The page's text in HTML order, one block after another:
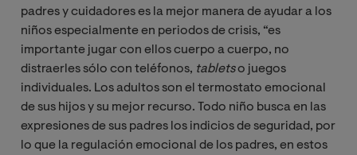
padres y cuidadores es la mejor manera de ayudar a los
niños especialmente en periodos de crisis, “es
importante jugar con ellos cuerpo a cuerpo, no
distraerles sólo con teléfonos, tabletso juegos
individuales. Los adultos son el termostato emocional
de sus hijos y su mejor recurso. Todo niño busca en las
expresiones de sus padres los indicios de seguridad, por
lo que la regulación emocional de los padres, en estos